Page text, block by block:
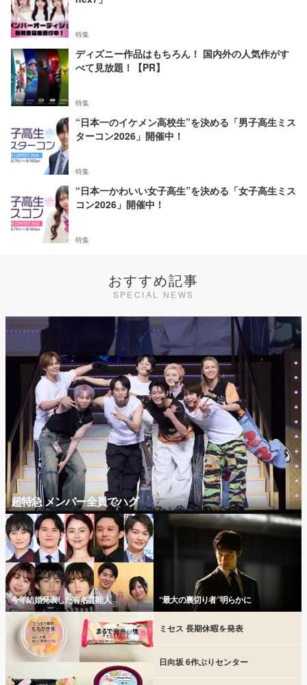
特集
ディズニー作品はもちろん！ 国内外の人気作がす
べて見放題！【PR】
特集
“日本一のイケメン高校生”を決める「男子高生ミス
ターコン2026」開催中！
特集
“日本一かわいい女子高生”を決める「女子高生ミス
コン2026」開催中！
特集
おすすめ記事
SPECIAL NEWS
超特急 メンバー全員でハグ
今年結婚発表した有名芸能人 “最大の裏切り者”明らかに
ミセス 長期休暇を発表
日向坂 6作ぶりセンター